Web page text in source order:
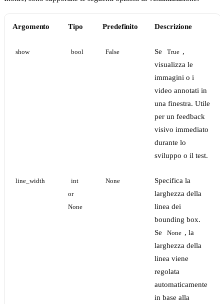
Argomento Tipo Predefinito Descrizione
show bool False Se True ,
visualizza le
immagini o i
video annotati in
una finestra. Utile
per un feedback
visivo immediato
durante lo
sviluppo o il test.
line_width
int
or
None
None
Specifica la
larghezza della
linea dei
bounding box.
Se
None , la
larghezza della
linea viene
regolata
automaticamente
in base alla